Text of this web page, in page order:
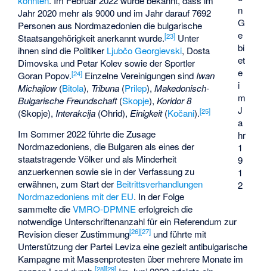
n
G
e
bi
et
e
i
m
J
a
hr
1
9
1
2
Jahr 2020 mehr als 9000 und im Jahr darauf 7692
Personen aus Nordmazedonien die bulgarische
Staatsangehörigkeit anerkannt wurde.[23] Unter
ihnen sind die Politiker Ljubčo Georgievski, Dosta
Dimovska und Petar Kolevsowie der Sportler
Goran Popov.[24] Einzelne Vereinigungen sindIwan
Michajlow(Bitola), Tribuna (Prilep),Makedonisch-
Bulgarische Freundschaft(Skopje),Koridor 8
(Skopje),Interakcija (Ohrid),Einigkeit(Kočani).[25]
Im Sommer 2022 führte die Zusage
Nordmazedoniens, die Bulgaren als eines der
staatstragende Völker und als Minderheit
anzuerkennen sowie sie in der Verfassung zu
erwähnen, zum Start der Beitrittsverhandlungen
Nordmazedoniens mit der EU. In der Folge
sammelte dieVMRO-DPMNE erfolgreich die
notwendige Unterschriftenanzahl für ein Referendum zur
Revision dieser Zustimmung[26][27] und führte mit
Unterstützung der Partei Leviza eine gezielt antibulgarische
Kampagne mit Massenprotesten über mehrere Monate im
[28][29]